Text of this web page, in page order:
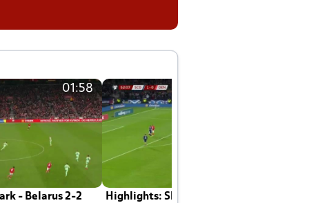
01:58
- Belarus 2-2 Highlights: Skotland - Danmark 4-2